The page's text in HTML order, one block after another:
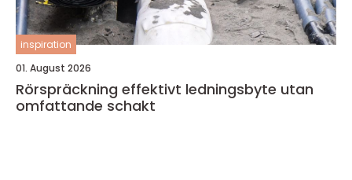
inspiration
01. August 2026
Rörspräckning effektivt ledningsbyte utan
omfattande schakt